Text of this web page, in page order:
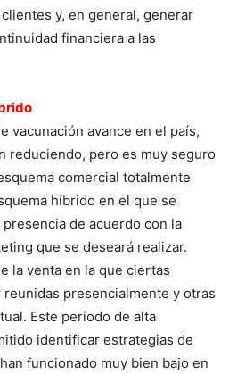
y, en general, generar
financiera a las
vacunación avance en el país,
reduciendo, pero es muy seguro
comercial totalmente
híbrido en el que se
de acuerdo con la
que se deseará realizar.
la venta en la que ciertas
presencialmente y otras
Este periodo de alta
identificar estrategias de
funcionado muy bien bajo en